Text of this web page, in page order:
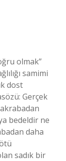
samimi
dost
Gerçek
bedeldir ne
daha
sadık bir